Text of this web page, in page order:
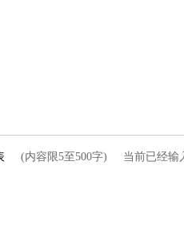
(内容限5至500字) 当前已经输